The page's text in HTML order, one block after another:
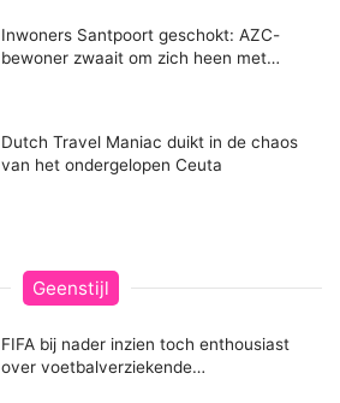
Inwoners Santpoort geschokt: AZC-
bewoner zwaait om zich heen met…
Dutch Travel Maniac duikt in de chaos
van het ondergelopen Ceuta
Geenstijl
FIFA bij nader inzien toch enthousiast
over voetbalverziekende…